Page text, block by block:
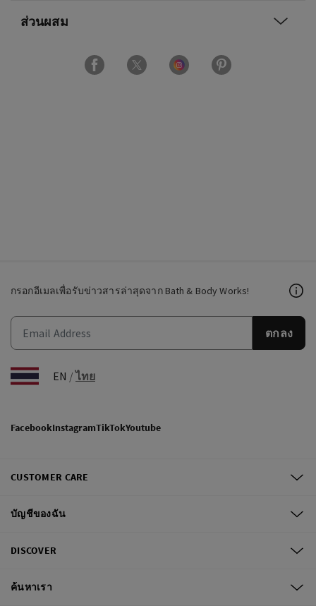
ส่วนผสม
กรอกอีเมลเพื่อรับข่าวสารล่าสุดจาก Bath & Body Works!
ตกลง
EN /ไทย
FacebookInstagramTikTokYoutube
CUSTOMER CARE
บัญชีของฉัน
DISCOVER
ค้นหาเรา